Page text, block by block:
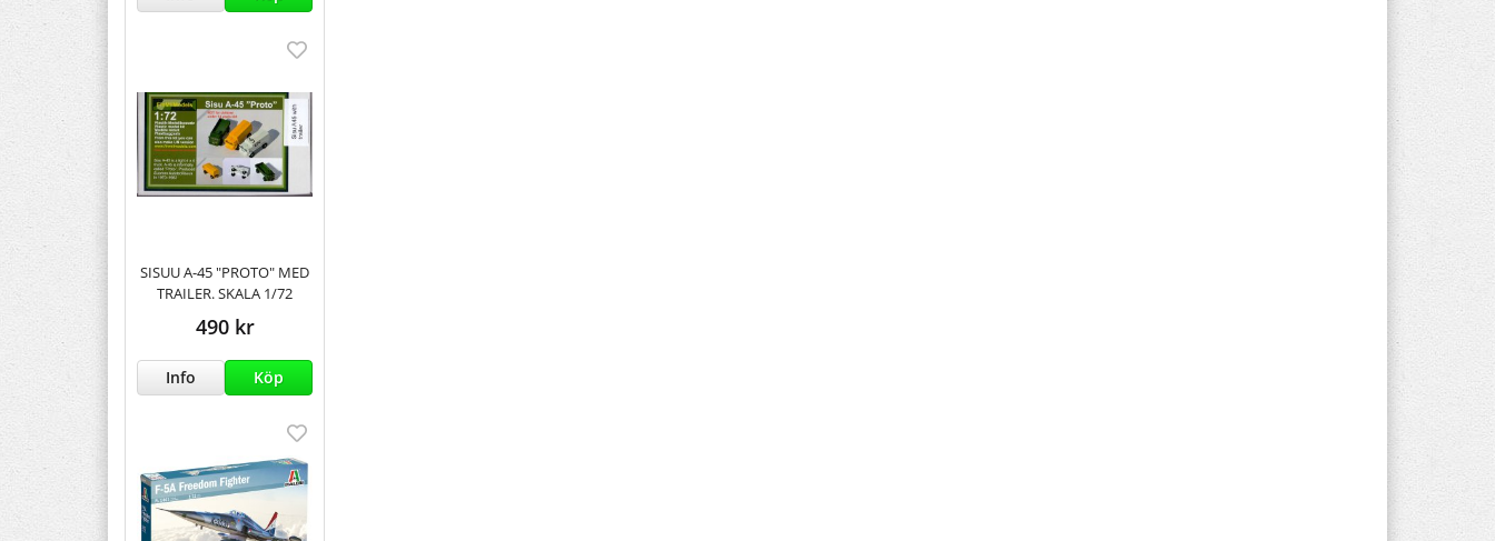
SISUU A-45 "PROTO" MED
TRAILER. SKALA 1/72
490 kr
Info Köp